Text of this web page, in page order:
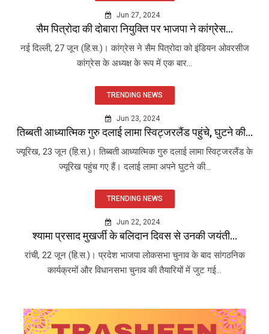
Jun 27, 2024
सैम पित्रोदा की दोबारा नियुक्ति पर भाजपा ने कांग्रेस...
नई दिल्ली, 27 जून (हि.स.)। कांग्रेस ने सैम पित्रोदा को इंडियन ओवरसीज
कांग्रेस के अध्यक्ष के रूप में एक बार...
TRENDING NEWS
Jun 23, 2024
तिब्बती आध्यात्मिक गुरु दलाई लामा स्विट्जरलैंड पहुंचे, घुटने की...
ज्यूरिख, 23 जून (हि.स.)। तिब्बती आध्यात्मिक गुरु दलाई लामा स्विट्जरलैंड के
ज्यूरिख पहुंच गए हैं। दलाई लामा अपने घुटने की...
TRENDING NEWS
Jun 22, 2024
श्यामा प्रसाद मुखर्जी के बलिदान दिवस से उनकी जयंती...
रांची, 22 जून (हि.स.)। प्रदेश भाजपा लोकसभा चुनाव के बाद सांगठनिक
कार्यक्रमों और विधानसभा चुनाव की तैयारियों में जुट गई...